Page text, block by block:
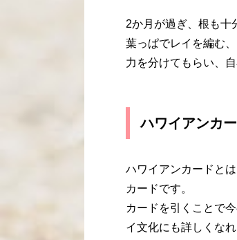
2か月が過ぎ、根も十
葉っぱでレイを編む
力を分けてもらい、
ハワイアンカ
ハワイアンカードと
カードです。
カードを引くことで
イ文化にも詳しくな